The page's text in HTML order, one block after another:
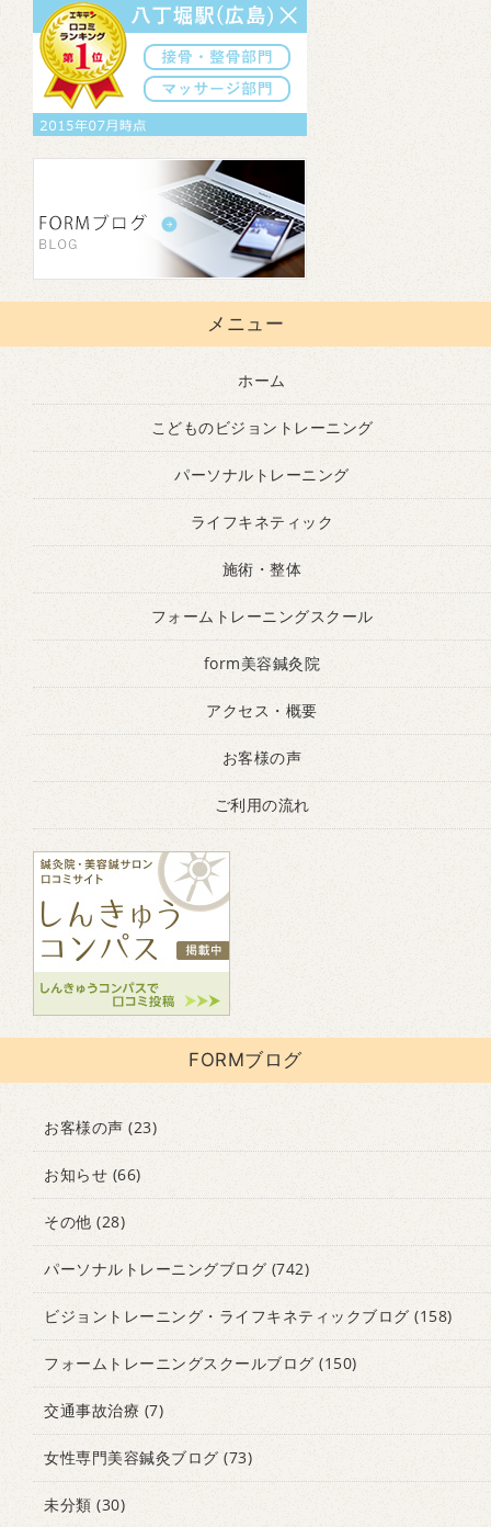
メニュー
ホーム
こどものビジョントレーニング
パーソナルトレーニング
ライフキネティック
施術・整体
フォームトレーニングスクール
form美容鍼灸院
アクセス・概要
お客様の声
ご利用の流れ
FORMブログ
お客様の声 (23)
お知らせ (66)
その他 (28)
パーソナルトレーニングブログ (742)
ビジョントレーニング・ライフキネティックブログ (158)
フォームトレーニングスクールブログ (150)
交通事故治療 (7)
女性専門美容鍼灸ブログ(73)
未分類 (30)